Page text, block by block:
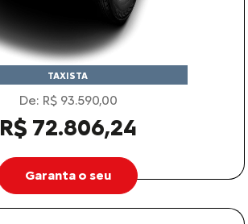
TAXISTA
De: R$ 93.590,00
R$ 72.806,24
Garanta o seu